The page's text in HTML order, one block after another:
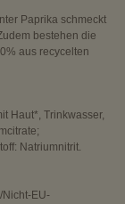
Paprika schmeckt
bestehen die
aus recycelten
Haut*, Trinkwasser,
Natriumnitrit.
EU-